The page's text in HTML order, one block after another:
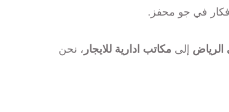
في جو محفز.
الرياض إلى مكاتب ادارية للايجار ، نحن